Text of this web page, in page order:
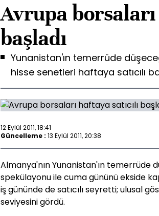
Avrupa borsaları
başladı
Yunanistan'ın temerrüde
hisse senetleri haftaya satıcılı
12 Eylül 2011, 18:41
Güncelleme : 13 Eylül 2011, 20:38
Almanya'nın Yunanistan'ın temerrüde
spekülayonu ile cuma gününü ekside
iş gününde de satıcılı seyretti; ulusal
seviyesini gördü.